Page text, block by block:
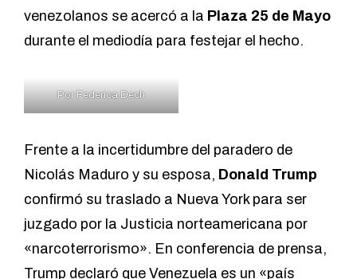
venezolanos se acercó a la Plaza 25 de Mayo
durante el mediodía para festejar el hecho.
Por Federica Dech
Frente a la incertidumbre del paradero de
Nicolás Maduro y su esposa, Donald Trump
confirmó su traslado a Nueva York para ser
juzgado por la Justicia norteamericana por
«narcoterrorismo». En conferencia de prensa,
Trump declaró que Venezuela es un «país